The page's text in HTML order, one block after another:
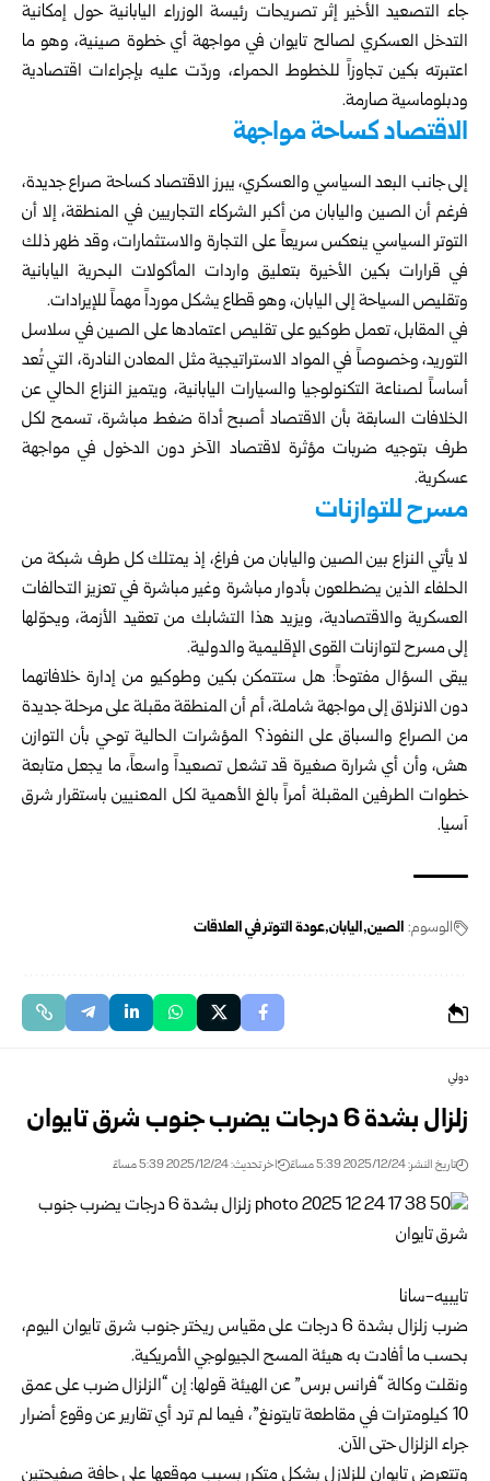
جاء التصعيد الأخير إثر تصريحات رئيسة الوزراء اليابانية حول إمكانية
التدخل العسكري لصالح تايوان في مواجهة أي خطوة صينية، وهو ما
اعتبرته بكين تجاوزاً للخطوط الحمراء، وردّت عليه بإجراءات اقتصادية
ودبلوماسية صارمة.
الاقتصاد كساحة مواجهة
إلى جانب البعد السياسي والعسكري، يبرز الاقتصاد كساحة صراع جديدة،
فرغم أن الصين واليابان من أكبر الشركاء التجاريين في المنطقة، إلا أن
التوتر السياسي ينعكس سريعاً على التجارة والاستثمارات، وقد ظهر ذلك
في قرارات بكين الأخيرة بتعليق واردات المأكولات البحرية اليابانية
وتقليص السياحة إلى اليابان، وهو قطاع يشكل مورداً مهماً للإيرادات.
في المقابل، تعمل طوكيو على تقليص اعتمادها على الصين في سلاسل
التوريد، وخصوصاً في المواد الاستراتيجية مثل المعادن النادرة، التي تُعد
أساساً لصناعة التكنولوجيا والسيارات اليابانية، ويتميز النزاع الحالي عن
الخلافات السابقة بأن الاقتصاد أصبح أداة ضغط مباشرة، تسمح لكل
طرف بتوجيه ضربات مؤثرة لاقتصاد الآخر دون الدخول في مواجهة
عسكرية.
مسرح للتوازنات
لا يأتي النزاع بين الصين واليابان من فراغ، إذ يمتلك كل طرف شبكة من
الحلفاء الذين يضطلعون بأدوار مباشرة وغير مباشرة في تعزيز التحالفات
العسكرية والاقتصادية، ويزيد هذا التشابك من تعقيد الأزمة، ويحوّلها
إلى مسرح لتوازنات القوى الإقليمية والدولية.
يبقى السؤال مفتوحاً: هل ستتمكن بكين وطوكيو من إدارة خلافاتهما
دون الانزلاق إلى مواجهة شاملة، أم أن المنطقة مقبلة على مرحلة جديدة
من الصراع والسباق على النفوذ؟ المؤشرات الحالية توحي بأن التوازن
هش، وأن أي شرارة صغيرة قد تشعل تصعيداً واسعاً، ما يجعل متابعة
خطوات الطرفين المقبلة أمراً بالغ الأهمية لكل المعنيين باستقرار شرق
آسيا.
الوسوم: الصين اليابان عودة التوتر في العلاقات
دولي
زلزال بشدة 6 درجات يضرب جنوب شرق تايوان
تاريخ النشر: 2025/12/24 5:39 مساءً اخر تحديث: 2025/12/24 5:39 مساءً
تايبيه-سانا
ضرب زلزال بشدة 6 درجات على مقياس ريختر جنوب شرق تايوان اليوم،
بحسب ما أفادت به هيئة المسح الجيولوجي الأمريكية.
ونقلت وكالة “فرانس برس” عن الهيئة قولها: إن “الزلزال ضرب على عمق
10 كيلومترات في مقاطعة تايتونغ”، فيما لم ترد أي تقارير عن وقوع أضرار
جراء الزلزال حتى الآن.
وتتعرض تايوان للزلازل بشكل متكرر بسبب موقعها على حافة صفيحتين